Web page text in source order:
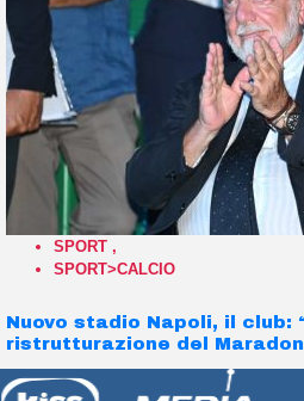
SPORT ,
SPORT>CALCIO
Nuovo stadio Napoli, il club:
ristrutturazione del